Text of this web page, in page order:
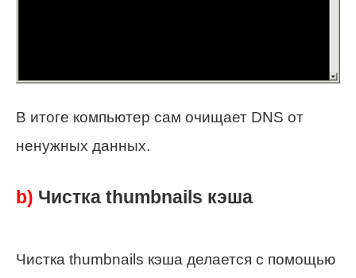
В итоге компьютер сам очищает DNS от
ненужных данных.
b) Чистка thumbnails кэша
Чистка thumbnails кэша делается с помощью